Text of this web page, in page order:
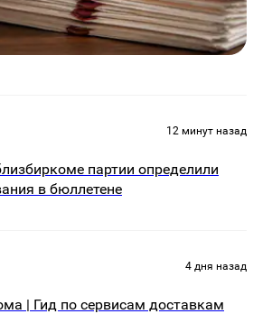
12 минут назад
партии определили
в бюллетене
4 дня назад
| Гид по сервисам доставкам